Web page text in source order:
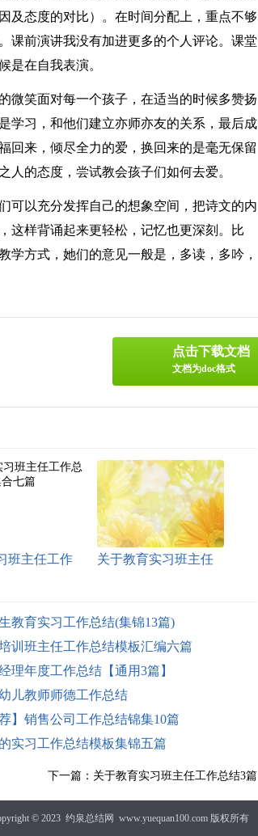
及态度的对比）。在时间分配上，重点不够
课前演讲我没有加进更多的个人评论。课堂
是在自我表演。
微笑面对每一个孩子，在适当的时候多赞扬
学习，和他们建立亦师亦友的关系，最后成
回来，倾尽全力的爱，换回来的是毫无保留
人的态度，尝试教会孩子们如何去爱。
可以充分发挥自己的想象空间，把诗文的内
这样背诵起来更轻松，记忆也更深刻。比
学方式，她们的意见一般是，多读，多吟，
点击下载文档
文档为doc格式
班主任工作
关于教育实习班主任
教育实习工作总结(集锦13篇)
训班主任工作总结模板汇编六篇
理年度工作总结【通用3篇】
儿教师师德工作总结
荐】销售公司工作总结锦集10篇
实习工作总结模板集锦五篇
下一篇： 关于教育实习班主任工作总结3篇
© 2023 约泉总结网 www.yuequan100.com 版权所有